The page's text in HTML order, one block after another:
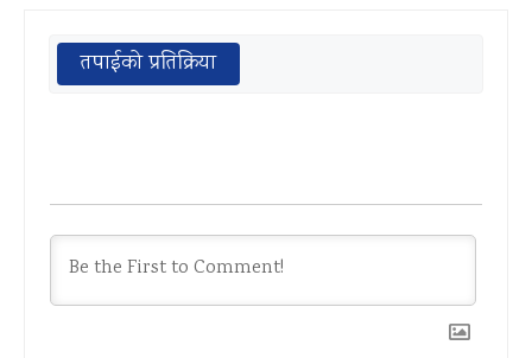
तपाईको प्रतिक्रिया